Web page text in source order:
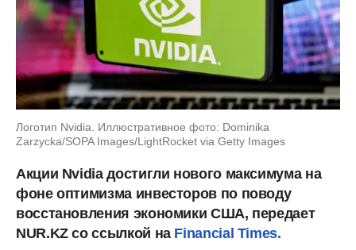
Логотип Nvidia. Иллюстративное фото: Dominika
Zarzycka/SOPA Images/LightRocket via Getty Images
Акции Nvidia достигли нового максимума на
фоне оптимизма инвесторов по поводу
восстановления экономики США, передает
NUR.KZ со ссылкой на Financial Times.